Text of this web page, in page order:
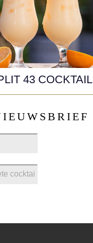
43 COCKTAIL